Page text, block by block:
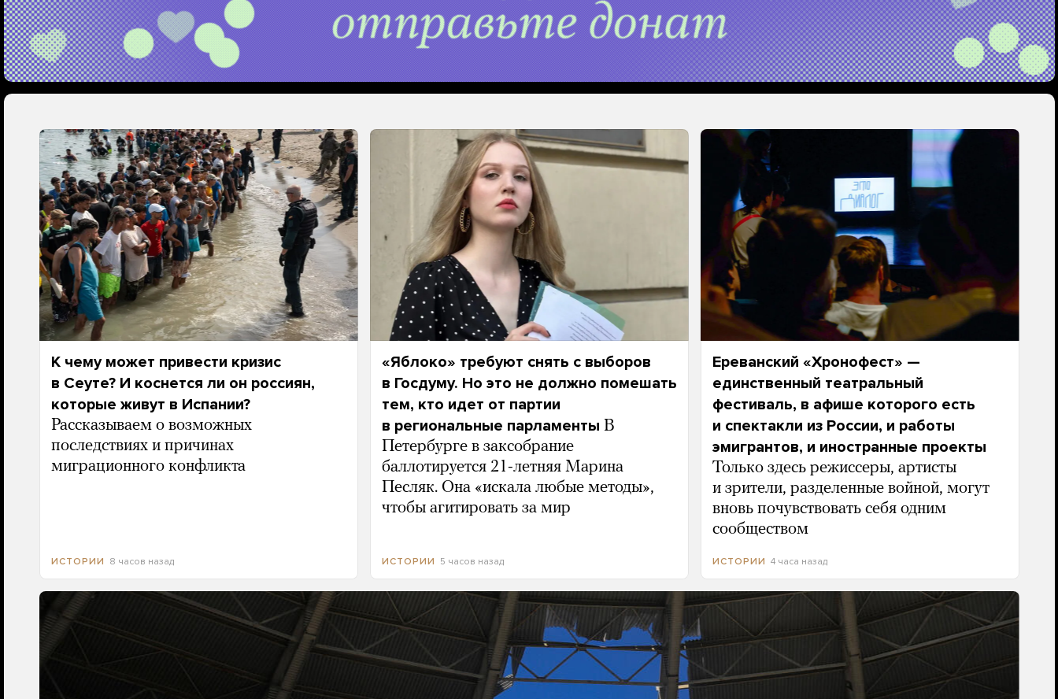
К чему может привести кризис
в Сеуте? И коснется ли он россиян,
которые живут в Испании?
Рассказываем о возможных
последствиях и причинах
миграционного конфликта
ИСТОРИИ 8 часов назад
«Яблоко» требуют снять с выборов
в Госдуму. Но это не должно помешать
тем, кто идет от партии
в региональные парламенты В
Петербурге в заксобрание
баллотируется 21-летняя Марина
Песляк. Она «искала любые методы»,
чтобы агитировать за мир
ИСТОРИИ 5 часов назад
Ереванский «Хронофест» —
единственный театральный
фестиваль, в афише которого есть
и спектакли из России, и работы
эмигрантов, и иностранные проекты
Только здесь режиссеры, артисты
и зрители, разделенные войной, могут
вновь почувствовать себя одним
сообществом
ИСТОРИИ 4 часа назад